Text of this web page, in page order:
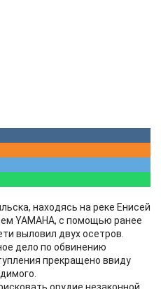
находясь на реке Енисей
YAMAHA, с помощью ранее
выловил двух осетров.
дело по обвинению
прекращено ввиду